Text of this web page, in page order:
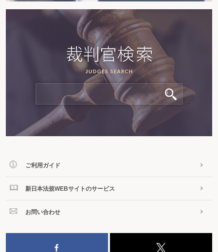
ご利用ガイド
新日本法規WEBサイトのサービス
お問い合わせ